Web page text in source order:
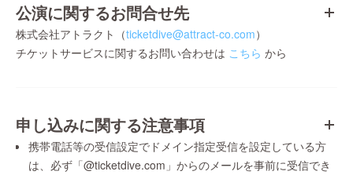
公演に関するお問合せ先
株式会社アトラクト（ticketdive@attract-co.com）
チケットサービスに関するお問い合わせは こちら から
申し込みに関する注意事項
携帯電話等の受信設定でドメイン指定受信を設定している方
は、必ず「@ticketdive.com」からのメールを事前に受信でき